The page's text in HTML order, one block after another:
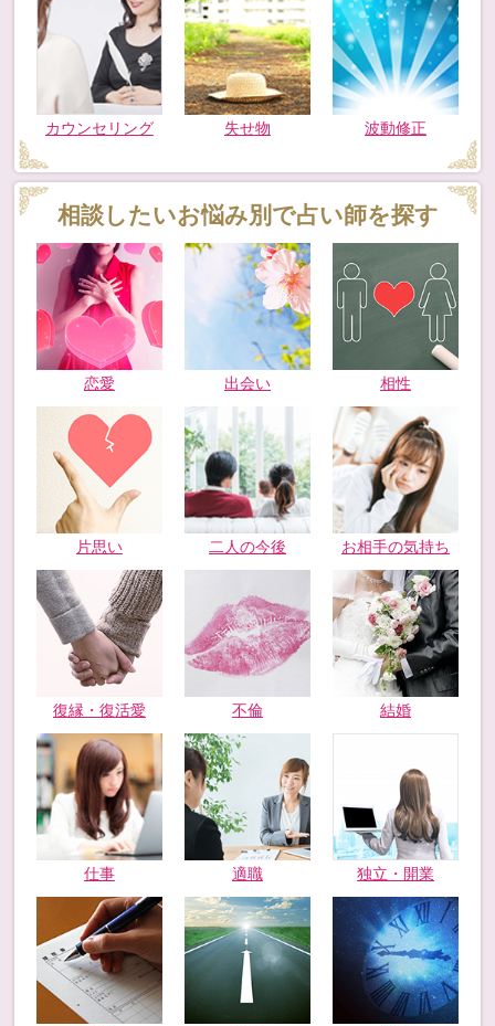
カウンセリング 失せ物 波動修正
相談したいお悩み別で占い師を探す
恋愛 出会い 相性
片思い 二人の今後 お相手の気持ち
復縁・復活愛 不倫 結婚
仕事 適職 独立・開業